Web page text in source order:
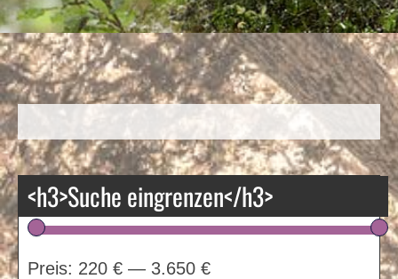
<h3>Suche eingrenzen</h3>
Preis: 220 € — 3.650 €